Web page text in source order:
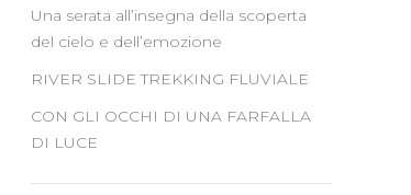
Una serata all’insegna della scoperta
del cielo e dell’emozione
RIVER SLIDE TREKKING FLUVIALE
CON GLI OCCHI DI UNA FARFALLA
DI LUCE